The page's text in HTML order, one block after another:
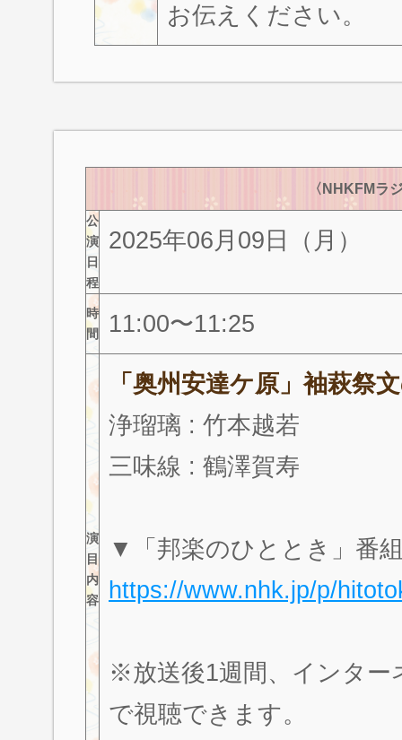
お伝えください。
〈NHKFMラ
公
演
日
程
2025年06月09日（月）
時
間
11:00〜11:25
演
目
内
容
「奥州安達ケ原」袖萩祭
浄瑠璃 : 竹本越若
三味線 : 鶴澤賀寿
▼「邦楽のひととき」番
https://www.nhk.jp/p/
※放送後1週間、インター
で視聴できます。